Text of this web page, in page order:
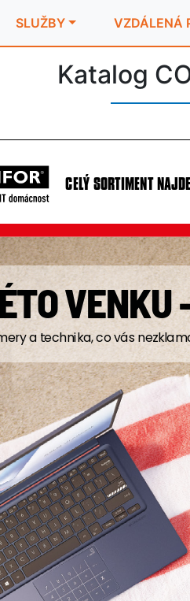
SLUŽBY VZDÁLENÁ
Katalog